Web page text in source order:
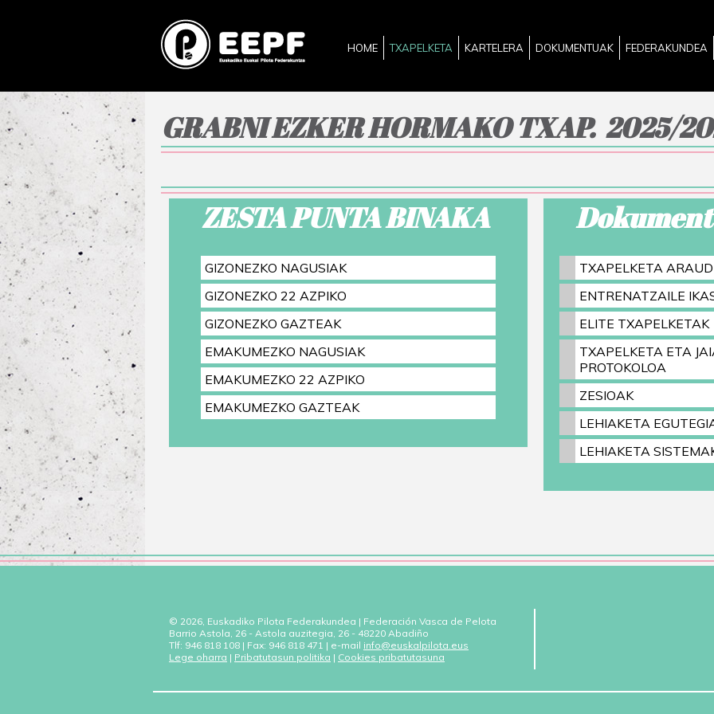
HOME TXAPELKETA KARTELERA DOKUMENTUAK FEDERAKUNDEA
GRABNI EZKER HORMAKO TXAP. 2025/
ZESTA PUNTA BINAKA
GIZONEZKO NAGUSIAK
GIZONEZKO 22 AZPIKO
GIZONEZKO GAZTEAK
EMAKUMEZKO NAGUSIAK
EMAKUMEZKO 22 AZPIKO
EMAKUMEZKO GAZTEAK
TXAPELKETA
ENTRENATZAILE
ELITE TXAPELKETAK
TXAPELKETA ETA
PROTOKOLOA
ZESIOAK
LEHIAKETA
LEHIAKETA
© 2026, Euskadiko Pilota Federakundea | Federación Vasca de Pelota
Barrio Astola, 26 - Astola auzitegia, 26 - 48220 Abadiño
Tlf: 946 818 108 | Fax: 946 818 471 | e-mail info@euskalpilota.eus
Lege oharra | Pribatutasun politika | Cookies pribatutasuna